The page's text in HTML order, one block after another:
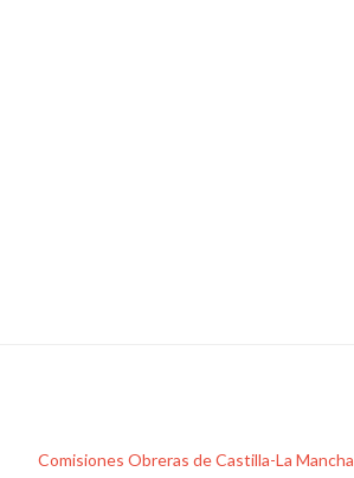
Comisiones Obreras de Castilla-La Mancha